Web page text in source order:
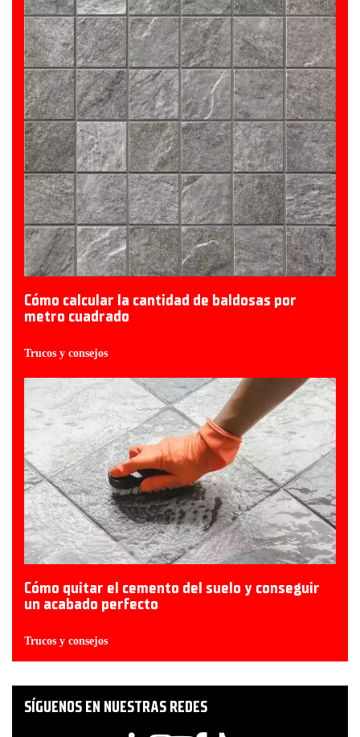
Cómo calcular la cantidad de baldosas por
metro cuadrado
Trucos y consejos
Cómo quitar el cemento del suelo y conseguir
un acabado perfecto
Trucos y consejos
SÍGUENOS EN NUESTRAS REDES